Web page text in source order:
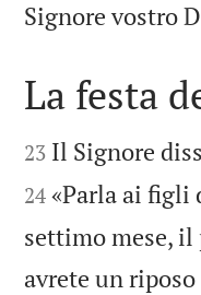
Signore vostro

La festa

23 Il Signore
24 «Parla ai figli
settimo mese,
avrete un